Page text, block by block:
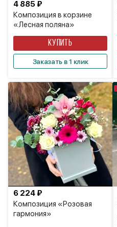
Композиция в корзине
«Лесная поляна»
4 885 ₽
КУПИТЬ
Заказать в 1 клик
Композиция «Розовая
гармония»
6 224 ₽